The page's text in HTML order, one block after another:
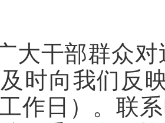
大干部群众
时向我们反
工作日）。联